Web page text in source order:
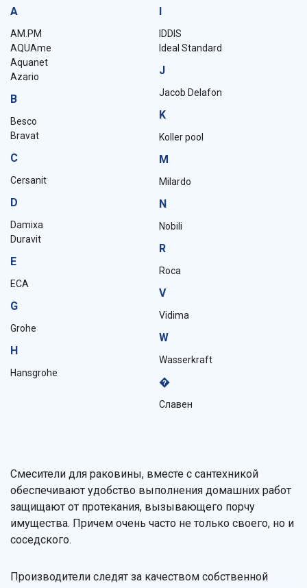
A
AM.PM
AQUAme
Aquanet
Azario
B
Besco
Bravat
C
Cersanit
D
Damixa
Duravit
E
ECA
G
Grohe
H
Hansgrohe
I
IDDIS
Ideal Standard
J
Jacob Delafon
K
Koller pool
M
Milardo
N
Nobili
R
Roca
V
Vidima
W
Wasserkraft
�
Славен
Смесители для раковины, вместе с сантехникой
обеспечивают удобство выполнения домашних работ
защищают от протекания, вызывающего порчу
имущества. Причем очень часто не только своего, но и
соседского.
Производители следят за качеством собственной